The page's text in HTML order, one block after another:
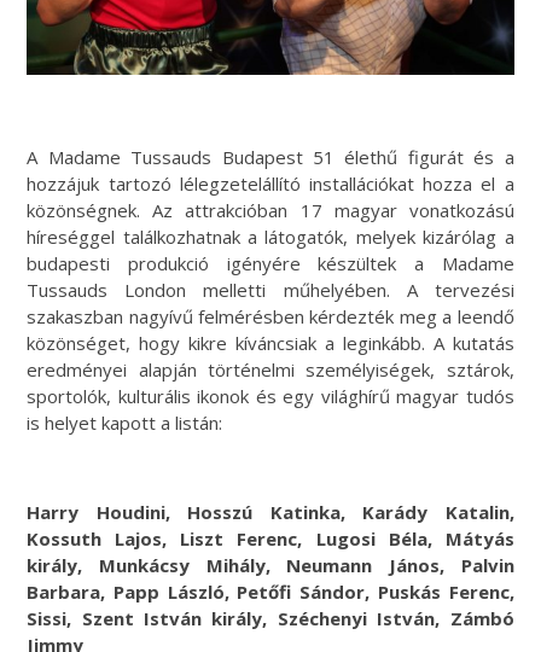
A Madame Tussauds Budapest 51 élethű figurát és a
hozzájuk tartozó lélegzetelállító installációkat hozza el a
közönségnek. Az attrakcióban 17 magyar vonatkozású
híreséggel találkozhatnak a látogatók, melyek kizárólag a
budapesti produkció igényére készültek a Madame
Tussauds London melletti műhelyében. A tervezési
szakaszban nagyívű felmérésben kérdezték meg a leendő
közönséget, hogy kikre kíváncsiak a leginkább. A kutatás
eredményei alapján történelmi személyiségek, sztárok,
sportolók, kulturális ikonok és egy világhírű magyar tudós
is helyet kapott a listán:
Harry Houdini, Hosszú Katinka, Karády Katalin,
Kossuth Lajos, Liszt Ferenc, Lugosi Béla, Mátyás
király, Munkácsy Mihály, Neumann János, Palvin
Barbara, Papp László, Petőfi Sándor, Puskás Ferenc,
Sissi, Szent István király, Széchenyi István, Zámbó
Jimmy